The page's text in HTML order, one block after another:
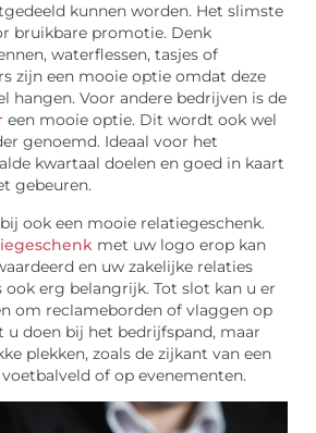
kunnen worden. Het slimste
bruikbare promotie. Denk
waterflessen, tasjes of
zijn een mooie optie omdat deze
hangen. Voor andere bedrijven is de
een mooie optie. Dit wordt ook wel
genoemd. Ideaal voor het
kwartaal doelen en goed in kaart
gebeuren.
ook een mooie relatiegeschenk.
met uw logo erop kan
en uw zakelijke relaties
ook erg belangrijk. Tot slot kan u er
om reclameborden of vlaggen op
u doen bij het bedrijfspand, maar
plekken, zoals de zijkant van een
of op evenementen.